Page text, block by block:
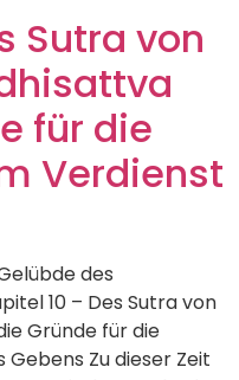
Sutra von
für die
Verdienst
des
10 – Des Sutra von
Gründe für die
Zu dieser Zeit